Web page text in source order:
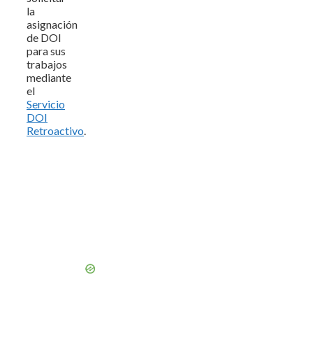
la
asignación
de DOI
para sus
trabajos
mediante
el
Servicio
DOI
Retroactivo.